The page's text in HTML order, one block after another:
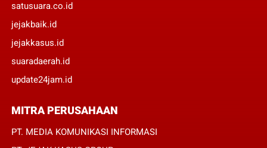
satusuara.co.id
jejakbaik.id
jejakkasus.id
suaradaerah.id
update24jam.id
MITRA PERUSAHAAN
PT. MEDIA KOMUNIKASI INFORMASI